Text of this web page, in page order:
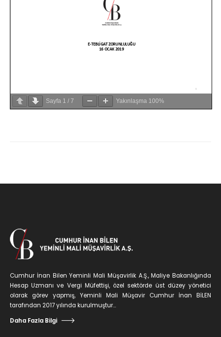
Sayfa 1 / 7 Yakınlaşma 100%
Cumhur İnan Bilen Yeminli Mali Müşavirlik A.Ş., Maliye Bakanlığında
Hesap Uzmanı ve Vergi Müfettişi, özel sektörde üst düzey yönetici
olarak görev yapmış, Yeminli Mali Müşavir Cumhur İnan BİLEN
tarafından 2017 yılında kurulmuştur...
Daha Fazla Bilgi